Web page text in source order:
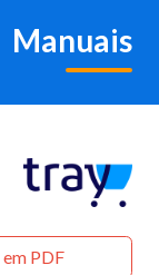
Manuais
em PDF